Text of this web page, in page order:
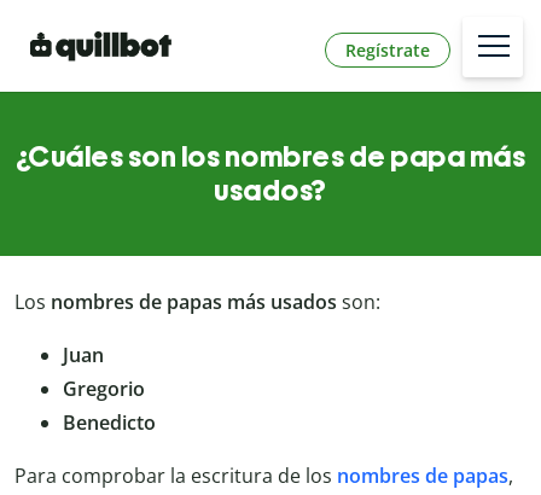
Regístrate
¿Cuáles son los nombres de papa más
usados?
Los nombres de papas más usados son:
Juan
Gregorio
Benedicto
Para comprobar la escritura de los nombres de papas,